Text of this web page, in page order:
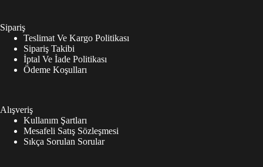
Sipariş
Teslimat Ve Kargo Politikası
Sipariş Takibi
İptal Ve İade Politikası
Ödeme Koşulları
Alışveriş
Kullanım Şartları
Mesafeli Satış Sözleşmesi
Sıkça Sorulan Sorular